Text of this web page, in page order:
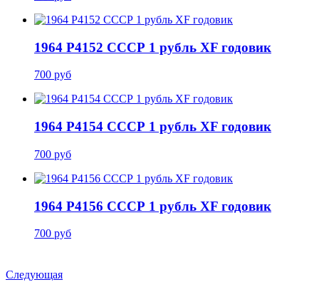
1964 P4152 СССР 1 рубль XF годовик
700 руб
1964 P4154 СССР 1 рубль XF годовик
700 руб
1964 P4156 СССР 1 рубль XF годовик
700 руб
Следующая